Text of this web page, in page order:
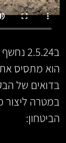
הוא מתסיס
בדואים של
במטרה ליצור
הביטחון: